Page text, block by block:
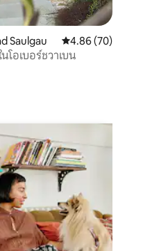
Saulgau คะแนนเฉลี่ย 4.86 จาก
4.86 (70)
โอเบอร์ชวาเบน